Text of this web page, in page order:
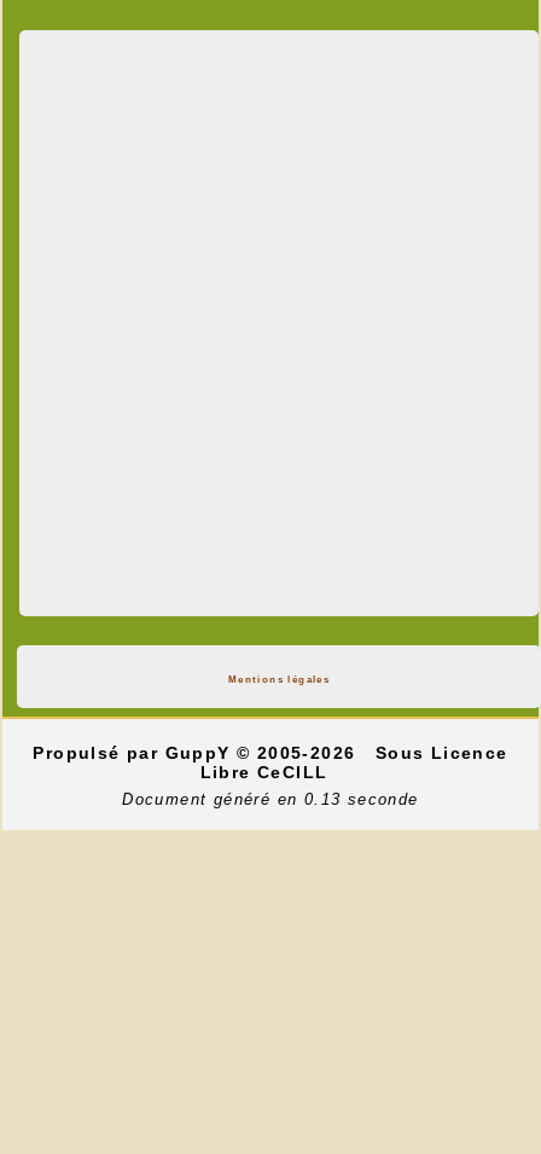
Mentions légales
Propulsé par GuppY© 2005-2026
Sous Licence
Libre CeCILL
Document généré en 0.13 seconde